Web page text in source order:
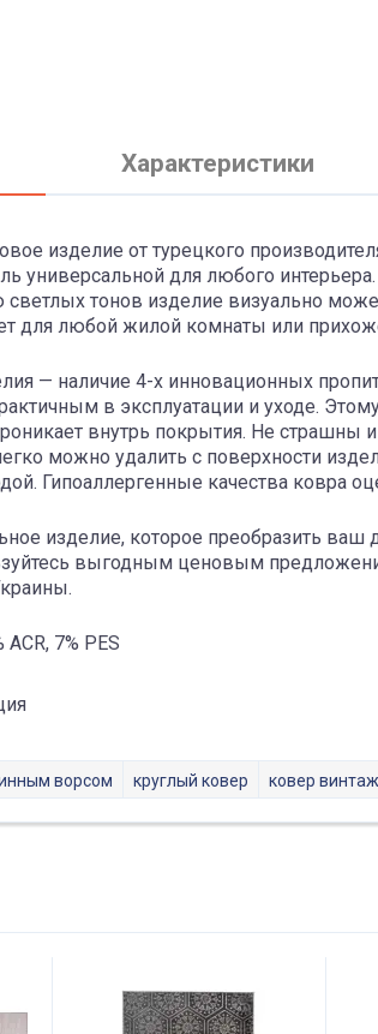
Характеристики
изделие от турецкого
универсальной для любого
тонов изделие визуально
для любой жилой комнаты или
— наличие 4-х инновационных
в эксплуатации и уходе.
внутрь покрытия. Не страшны
можно удалить с поверхности
Гипоаллергенные качества ковра
изделие, которое преобразить
выгодным ценовым
ACR, 7% PES
ворсом круглый ковер ковер винтаж